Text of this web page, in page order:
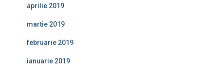
aprilie 2019
martie 2019
februarie 2019
ianuarie 2019